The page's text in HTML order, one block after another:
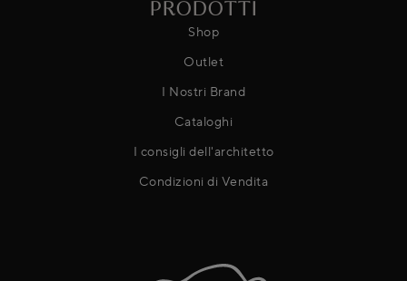
PRODOTTI
Shop
Outlet
I Nostri Brand
Cataloghi
I consigli dell'architetto
Condizioni di Vendita